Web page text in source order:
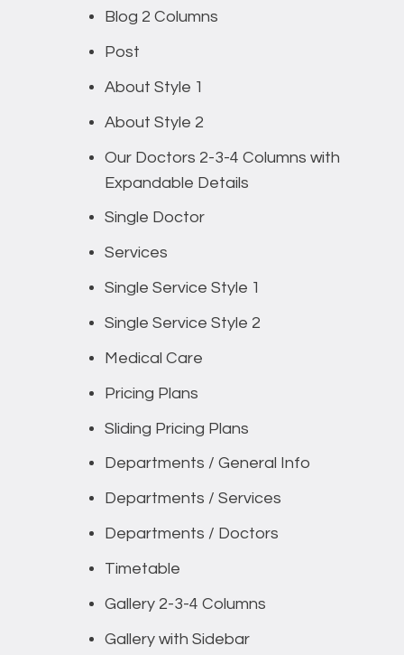
Blog 2 Columns
Post
About Style 1
About Style 2
Our Doctors 2-3-4 Columns with
Expandable Details
Single Doctor
Services
Single Service Style 1
Single Service Style 2
Medical Care
Pricing Plans
Sliding Pricing Plans
Departments / General Info
Departments / Services
Departments / Doctors
Timetable
Gallery 2-3-4 Columns
Gallery with Sidebar